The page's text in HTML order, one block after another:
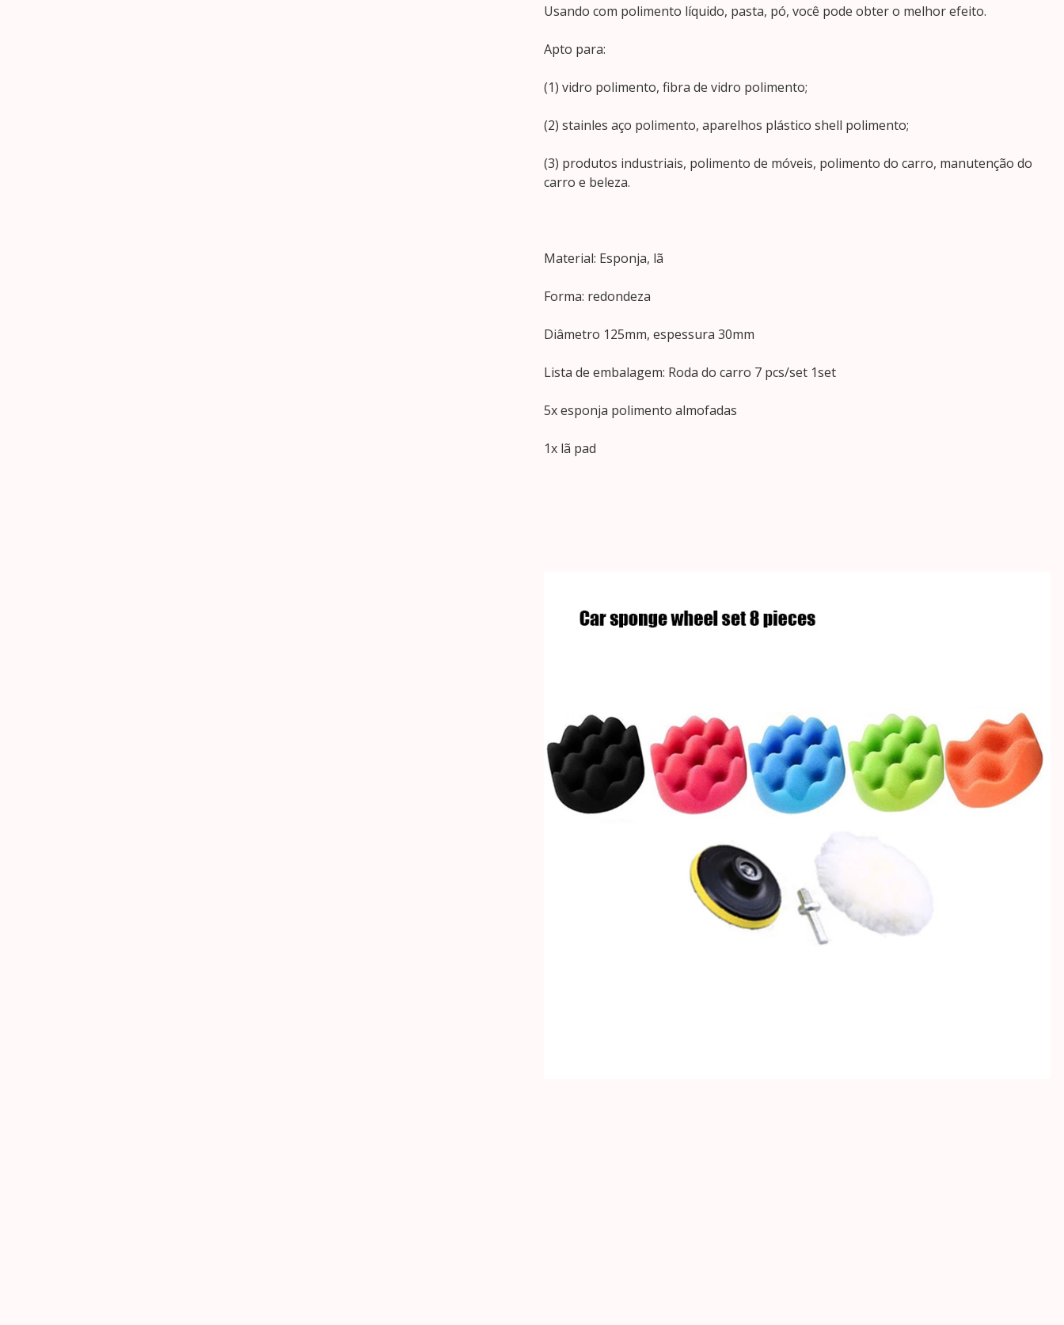
Usando com polimento líquido, pasta, pó, você pode obter o melhor efeito.
Apto para:
(1) vidro polimento, fibra de vidro polimento;
(2) stainles aço polimento, aparelhos plástico shell polimento;
(3) produtos industriais, polimento de móveis, polimento do carro, manutenção do
carro e beleza.
Material: Esponja, lã
Forma: redondeza
Diâmetro 125mm, espessura 30mm
Lista de embalagem: Roda do carro 7 pcs/set 1set
5x esponja polimento almofadas
1x lã pad